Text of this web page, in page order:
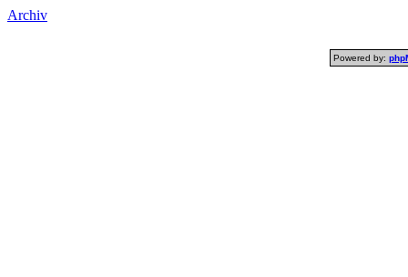
Archiv
Powered by: